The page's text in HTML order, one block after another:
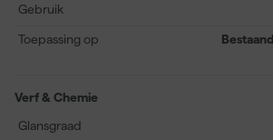
en geschikt voor voorbehandeld hout,
van 12 m² per liter en een stofdroogtijd van 2
efficiënt. Overschilderbaar na 8 uur – ideaal
Gebruik
Toepassing op
Verf & Chemie
Glansgraad